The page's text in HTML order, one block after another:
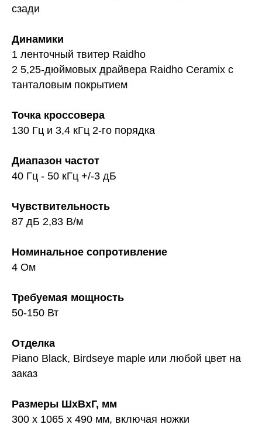
сзади
Динамики
1 ленточный твитер Raidho
2 5,25-дюймовых драйвера Raidho Ceramix с
танталовым покрытием
Точка кроссовера
130 Гц и 3,4 кГц 2-го порядка
Диапазон частот
40 Гц - 50 кГц +/-3 дБ
Чувствительность
87 дБ 2,83 В/м
Номинальное сопротивление
4 Ом
Требуемая мощность
50-150 Вт
Отделка
Piano Black, Birdseye maple или любой цвет на
заказ
Размеры ШxВxГ, мм
300 x 1065 x 490 мм, включая ножки